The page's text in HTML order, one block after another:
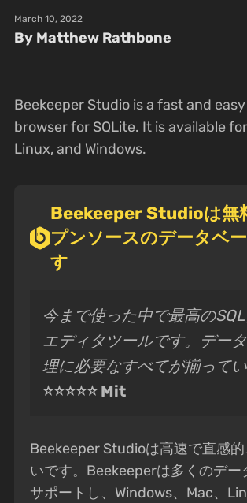
March 10, 2022
By Matthew Rathbone
Beekeeper Studio is a fast and
browser for SQLite. It is available
Linux, and Windows.
Beekeeper Studioは無
プンソースのデータベ
す
今まで使った中で最高の
エディタツールです。デー
理に必要なすべてが揃って
⭐⭐⭐⭐⭐ Mit
Beekeeper Studioは高速で直感
いです。Beekeeperは多くのデー
サポートし、Windows、Mac、